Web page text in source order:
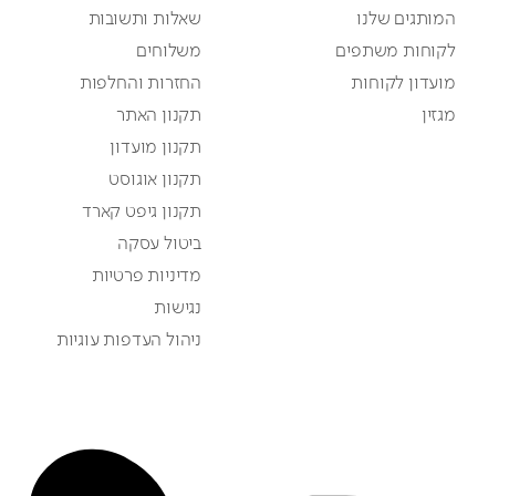
המותגים שלנו
לקוחות משתפים
מועדון לקוחות
מגזין
שאלות ותשובות
משלוחים
החזרות והחלפות
תקנון האתר
תקנון מועדון
תקנון אוגוסט
תקנון גיפט קארד
ביטול עסקה
מדיניות פרטיות
נגישות
ניהול העדפות עוגיות